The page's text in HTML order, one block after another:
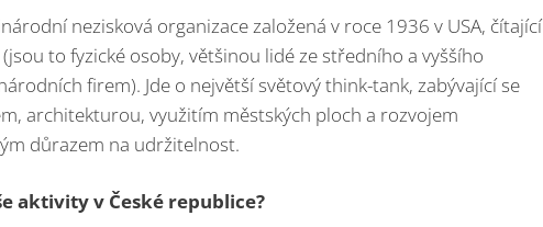
nezisková organizace založená v roce 1936 v USA, čítající
to fyzické osoby, většinou lidé ze středního a vyššího
firem). Jde o největší světový think-tank, zabývající se
architekturou, využitím městských ploch a rozvojem
důrazem na udržitelnost.
aktivity v České republice?